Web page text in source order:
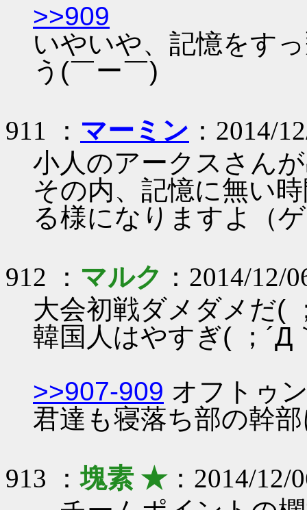
>>909
いやいや、記憶をす
う(￣ー￣)
911 ： マーミン ：2014/
小人のアークスさん
その内、記憶に無い
る様になりますよ（
912 ： マルク ：2014/12/
大会初戦ダメダメだ(
韓国人はやすぎ( ；´Д
>>907-909 オフトゥ
君達も寝落ち部の幹
913 ：塊素 ★：2014/12/